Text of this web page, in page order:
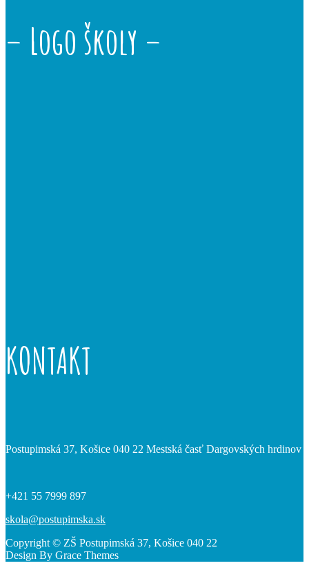
– Logo školy –
KONTAKT
Postupimská 37, Košice 040 22 Mestská časť Dargovských hrdinov
+421 55 7999 897
skola@postupimska.sk
Copyright © ZŠ Postupimská 37, Košice 040 22
Design By Grace Themes